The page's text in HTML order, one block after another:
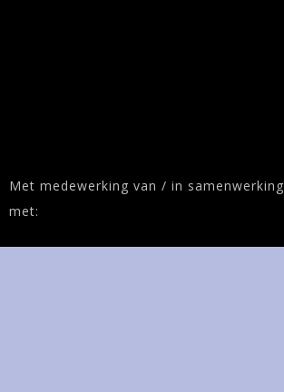
Met medewerking van / in samenwerking
met: